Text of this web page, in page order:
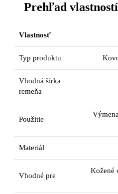
Prehľad
Vlastnosť
Typ produktu
Vhodná šírka
remeňa
Použitie
Materiál
Vhodné pre
Kožené